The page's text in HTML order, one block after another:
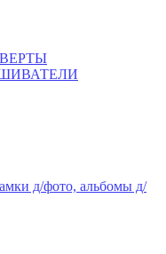
д/фото, альбомы д/